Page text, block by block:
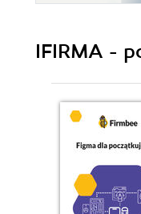
IFIRMA -